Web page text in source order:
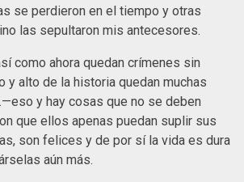
se perdieron en el tiempo y otras
las sepultaron mis antecesores.
como ahora quedan crímenes sin
y alto de la historia quedan muchas
y hay cosas que no se deben
que ellos apenas puedan suplir sus
son felices y de por sí la vida es dura
aún más.